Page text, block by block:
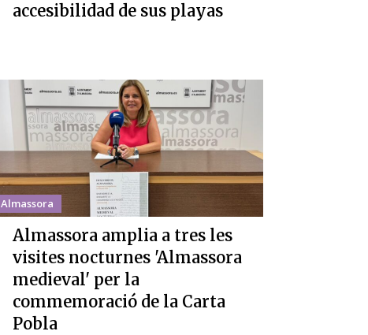
accesibilidad de sus playas
Almassora
Almassora amplia a tres les
visites nocturnes 'Almassora
medieval' per la
commemoració de la Carta
Pobla